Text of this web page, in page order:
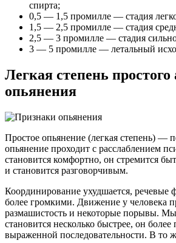
спирта;
0,5 — 1,5 промилле — стадия
1,5 — 2,5 промилле — стадия
2,5 — 3 промилле — стадия
3 — 5 промилле — летальный
Легкая степень простого
опьянения
Простое опьянение (легкая степень) —
опьянение проходит с расслаблением
становится комфортно, он стремится
и становится разговорчивым.
Координирование ухудшается, речевые
более громкими. Движение у человека
размашистость и некоторые порывы.
становится несколько быстрее, он
выраженной последовательности. В то